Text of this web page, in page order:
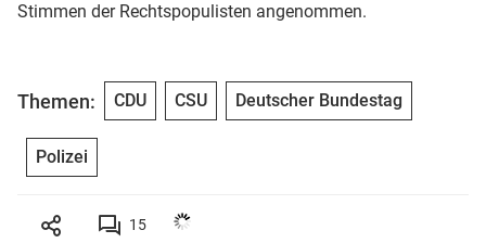
Stimmen der Rechtspopulisten angenommen.
Themen: CDU CSU Deutscher Bundestag
Polizei
15